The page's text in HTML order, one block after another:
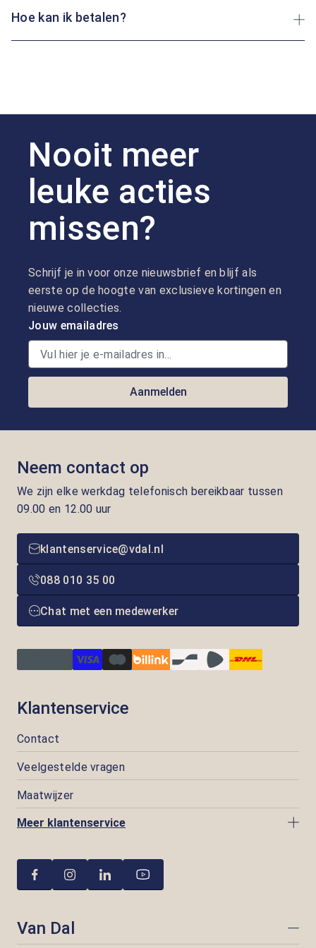
Hoe kan ik betalen?
Nooit meer
leuke acties
missen?
Schrijf je in voor onze nieuwsbrief en blijf als
eerste op de hoogte van exclusieve kortingen en
nieuwe collecties.
Jouw emailadres
Aanmelden
Neem contact op
We zijn elke werkdag telefonisch bereikbaar tussen
09.00 en 12.00 uur
klantenservice@vdal.nl
088 010 35 00
Chat met een medewerker
Klantenservice
Contact
Veelgestelde vragen
Maatwijzer
Meer klantenservice
Van Dal